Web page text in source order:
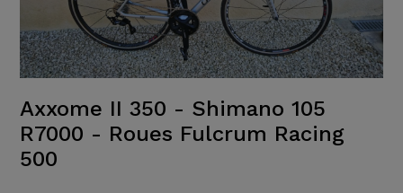
Axxome II 350 - Shimano 105
R7000 - Roues Fulcrum Racing
500